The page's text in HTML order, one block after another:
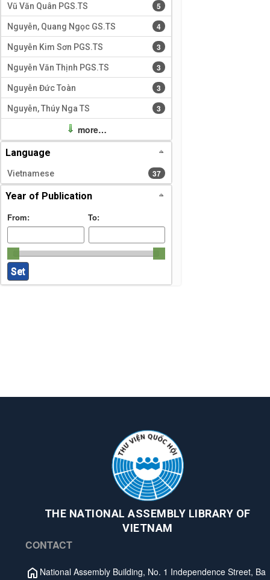
Vũ Văn Quân PGS.TS 5 results
5
Nguyễn, Quang Ngọc GS.TS 4 results
4
Nguyễn Kim Sơn PGS.TS 3 results
3
Nguyễn Văn Thịnh PGS.TS 3 results
3
Nguyễn Đức Toàn 3 results
3
Nguyễn, Thúy Nga TS 3 results
3
more…
Language
Vietnamese 37 results
37
Year of Publication
From:
To:
THE NATIONAL ASSEMBLY LIBRARY OF
VIETNAM
CONTACT
National Assembly Building, No. 1 Independence Street, Ba